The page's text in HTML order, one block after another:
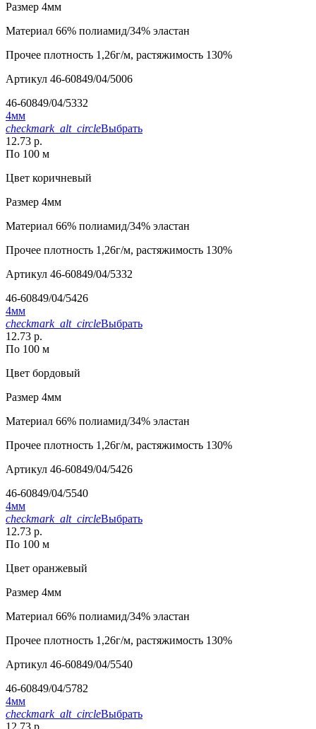
Размер 4мм
Материал 66% полиамид/34% эластан
Прочее плотность 1,26г/м, растяжимость 130%
Артикул 46-60849/04/5006
46-60849/04/5332
4мм
checkmark_alt_circleВыбрать
12.73 р.
По 100 м
Цвет коричневый
Размер 4мм
Материал 66% полиамид/34% эластан
Прочее плотность 1,26г/м, растяжимость 130%
Артикул 46-60849/04/5332
46-60849/04/5426
4мм
checkmark_alt_circleВыбрать
12.73 р.
По 100 м
Цвет бордовый
Размер 4мм
Материал 66% полиамид/34% эластан
Прочее плотность 1,26г/м, растяжимость 130%
Артикул 46-60849/04/5426
46-60849/04/5540
4мм
checkmark_alt_circleВыбрать
12.73 р.
По 100 м
Цвет оранжевый
Размер 4мм
Материал 66% полиамид/34% эластан
Прочее плотность 1,26г/м, растяжимость 130%
Артикул 46-60849/04/5540
46-60849/04/5782
4мм
checkmark_alt_circleВыбрать
12.73 р.